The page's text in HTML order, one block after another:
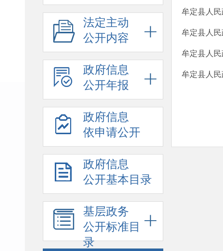
法定主动
公开内容
政府信息
公开年报
政府信息
依申请公开
政府信息
公开基本目录
基层政务
公开标准目
录
牟定县人
牟定县人
牟定县人
牟定县人